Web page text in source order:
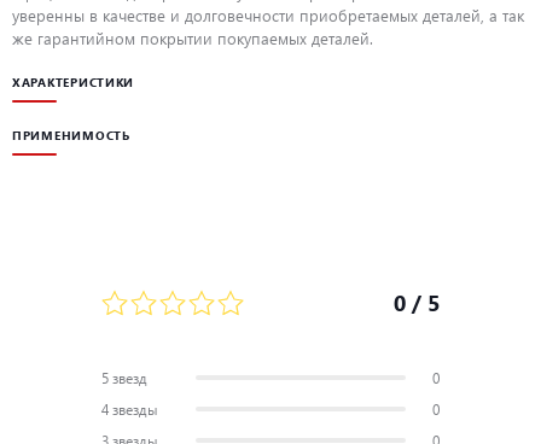
уверенны в качестве и долговечности приобретаемых деталей, а так
же гарантийном покрытии покупаемых деталей.
ХАРАКТЕРИСТИКИ
ПРИМЕНИМОСТЬ
0 / 5
5 звезд
0
4 звезды
0